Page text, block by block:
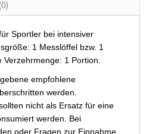
Sportler bei intensiver
1 Messlöffel bzw. 1
1 Portion.
empfohlene
werden.
nicht als Ersatz für eine
werden. Bei
oder Fragen zur Einnahme